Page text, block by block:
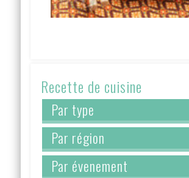
Recette de cuisine
Par type
Par région
Par évenement